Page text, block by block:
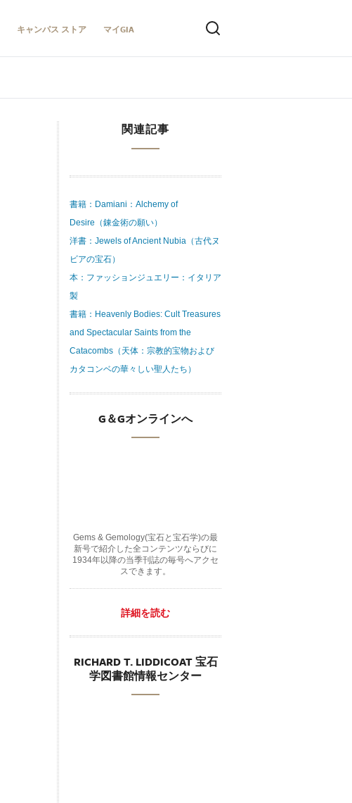
キャンパス ストア マイGIA
関連記事
書籍：Damiani：Alchemy of
Desire（錬金術の願い）
洋書：Jewels of Ancient Nubia（古代ヌ
ビアの宝石）
本：ファッションジュエリー：イタリア
製
書籍：Heavenly Bodies: Cult Treasures
and Spectacular Saints from the
Catacombs（天体：宗教的宝物および
カタコンベの華々しい聖人たち）
G＆Gオンラインへ
Gems & Gemology(宝石と宝石学)の最
新号で紹介した全コンテンツならびに
1934年以降の当季刊誌の毎号へアクセ
スできます。
詳細を読む
RICHARD T. LIDDICOAT 宝石
学図書館情報センター